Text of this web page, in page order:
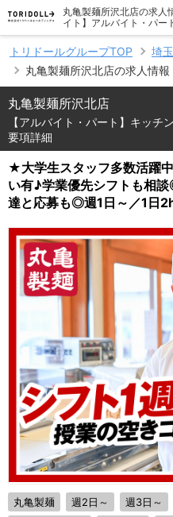
丸亀製麺所沢北店の求人
イト】アルバイト・パー
トリドールグループTOP 埼
丸亀製麺所沢北店の求人情報
丸亀製麺所沢北店
【アルバイト・パート】キッチ
要項詳細
★大学生スタッフ多数活躍
い有♪学業優先シフトも相
達と応募も◎週1日～／1日
丸亀製麺 週2日～ 週3日～